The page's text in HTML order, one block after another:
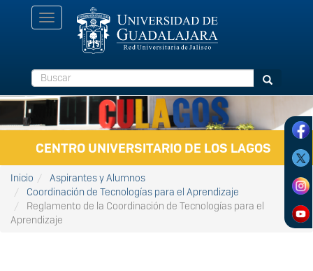
Pasar al contenido principal
Toggle
navigation
Buscar Buscar
CENTRO UNIVERSITARIO DE LOS LAGOS
Inicio
Aspirantes y Alumnos
Coordinación de Tecnologías para el Aprendizaje
Reglamento de la Coordinación de Tecnologías para el
Aprendizaje